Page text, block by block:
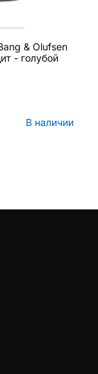
& Olufsen
- голубой
В наличии